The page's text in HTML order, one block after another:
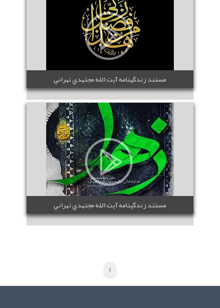
مستند زندگينامه آيت الله مجتهدي تهراني
مستند زندگينامه آيت الله مجتهدي تهراني
1